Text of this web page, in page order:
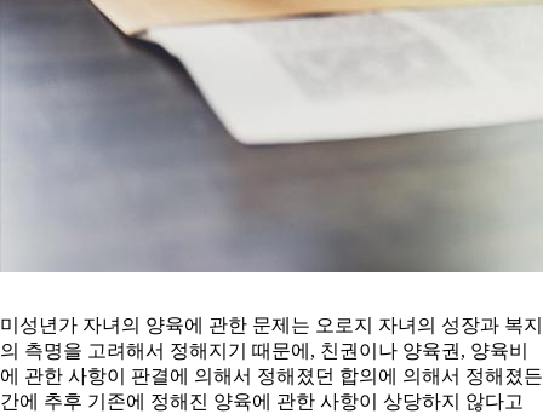
미성년가 자녀의 양육에 관한 문제는 오로지 자녀의 성장과 복지
의 측명을 고려해서 정해지기 때문에, 친권이나 양육권, 양육비
에 관한 사항이 판결에 의해서 정해졌던 합의에 의해서 정해졌든
간에 추후 기존에 정해진 양육에 관한 사항이 상당하지 않다고